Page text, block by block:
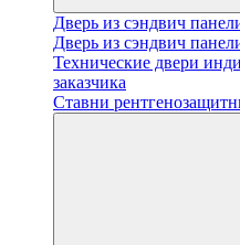
Дверь из сэндвич
Дверь из сэндвич
Технические двери
заказчика
Ставни